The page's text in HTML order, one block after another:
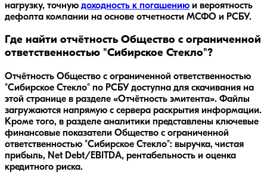
нагрузку, точную доходность к погашению и вероятность
дефолта компании на основе отчетности МСФО и РСБУ.
Где найти отчётность Общество с ограниченной
ответственностью "Сибирское Стекло"?
Отчётность Общество с ограниченной ответственностью
"Сибирское Стекло" по РСБУ доступна для скачивания на
этой странице в разделе «Отчётность эмитента». Файлы
загружаются напрямую с сервера раскрытия информации.
Кроме того, в разделе аналитики представлены ключевые
финансовые показатели Общество с ограниченной
ответственностью "Сибирское Стекло": выручка, чистая
прибыль, Net Debt/EBITDA, рентабельность и оценка
кредитного риска.